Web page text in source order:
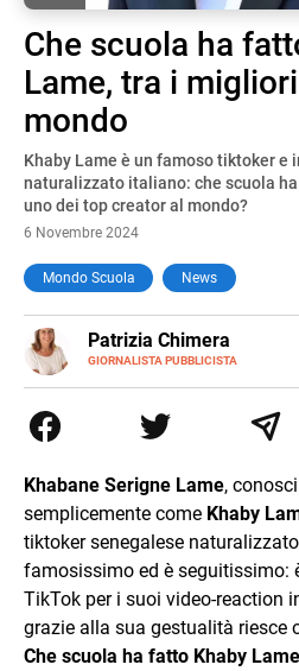
Che scuola ha
Lame, tra i
mondo
Khaby Lame è un famoso tiktoker e
naturalizzato italiano: che scuola
uno dei top creator al mondo?
6 Novembre 2024
Mondo Scuola News
Patrizia Chimera
GIORNALISTA PUBBLICISTA
E-
MAIL
LINKEDIN
collaborato con grandi
comunicazione
Khabane Serigne Lame,
semplicemente come Khaby
tiktoker senegalese
famosissimo ed è seguitissimo:
TikTok per i suoi video-reaction
grazie alla sua gestualità riesce
Che scuola ha fatto Khaby Lame